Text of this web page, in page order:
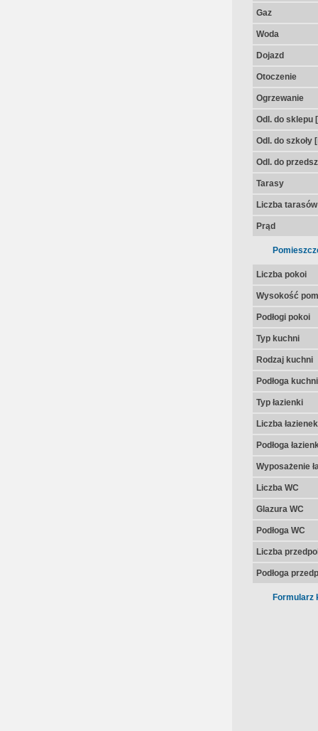
Gaz
Woda
Dojazd
Otoczenie
Ogrzewanie
Odl. do sklepu
Odl. do szkoły
Odl. do
Tarasy
Liczba tarasów
Prąd
Liczba pokoi
Wysokość
Podłogi pokoi
Typ kuchni
Rodzaj kuchni
Podłoga kuchni
Typ łazienki
Liczba łazienek
Podłoga
Wyposażenie
Liczba WC
Glazura WC
Podłoga WC
Liczba
Podłoga
Formularz